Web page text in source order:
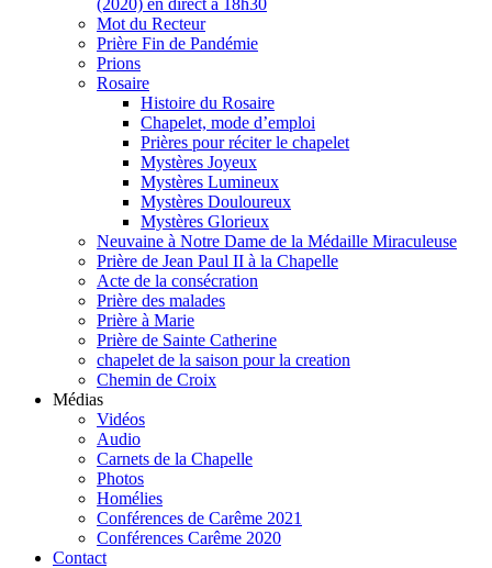
Mot du Recteur
Prière Fin de Pandémie
Prions
Rosaire
Histoire du Rosaire
Chapelet, mode d’emploi
Prières pour réciter le chapelet
Mystères Joyeux
Mystères Lumineux
Mystères Douloureux
Mystères Glorieux
Neuvaine à Notre Dame de la Médaille Miraculeuse
Prière de Jean Paul II à la Chapelle
Acte de la consécration
Prière des malades
Prière à Marie
Prière de Sainte Catherine
chapelet de la saison pour la creation
Chemin de Croix
Médias
Vidéos
Audio
Carnets de la Chapelle
Photos
Homélies
Conférences de Carême 2021
Conférences Carême 2020
Contact